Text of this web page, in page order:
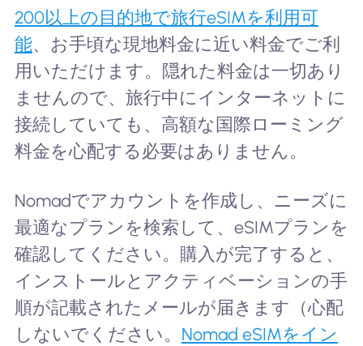
200以上の目的地で旅行eSIMを利用可
能、お手頃な現地料金に近い料金でご利
用いただけます。隠れた料金は一切あり
ませんので、旅行中にインターネットに
接続していても、高額な国際ローミング
料金を心配する必要はありません。
Nomadでアカウントを作成し、ニーズに
最適なプランを検索して、eSIMプランを
確認してください。購入が完了すると、
インストールとアクティベーションの手
順が記載されたメールが届きます（心配
しないでください。 Nomad eSIMをイン